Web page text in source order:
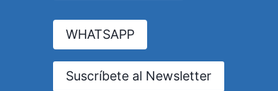
REFORMAR
ARTÍCULO
20
WHATSAPP
Suscríbete al Newsletter